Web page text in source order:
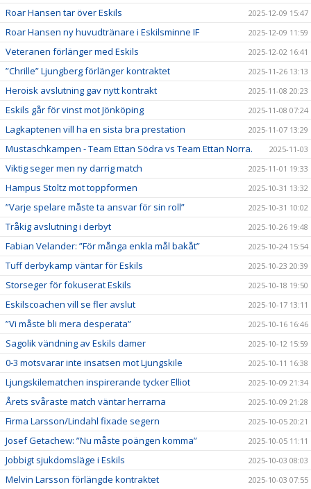
Roar Hansen tar över Eskils 2025-12-09 15:47
Roar Hansen ny huvudtränare i Eskilsminne IF 2025-12-09 11:59
Veteranen förlänger med Eskils 2025-12-02 16:41
”Chrille” Ljungberg förlänger kontraktet 2025-11-26 13:13
Heroisk avslutning gav nytt kontrakt 2025-11-08 20:23
Eskils går för vinst mot Jönköping 2025-11-08 07:24
Lagkaptenen vill ha en sista bra prestation 2025-11-07 13:29
Mustaschkampen - Team Ettan Södra vs Team Ettan Norra. 2025-11-03
Viktig seger men ny darrig match 2025-11-01 19:33
Hampus Stoltz mot toppformen 2025-10-31 13:32
”Varje spelare måste ta ansvar för sin roll” 2025-10-31 10:02
Tråkig avslutning i derbyt 2025-10-26 19:48
Fabian Velander: ”För många enkla mål bakåt” 2025-10-24 15:54
Tuff derbykamp väntar för Eskils 2025-10-23 20:39
Storseger för fokuserat Eskils 2025-10-18 19:50
Eskilscoachen vill se fler avslut 2025-10-17 13:11
”Vi måste bli mera desperata” 2025-10-16 16:46
Sagolik vändning av Eskils damer 2025-10-12 15:59
0-3 motsvarar inte insatsen mot Ljungskile 2025-10-11 16:38
Ljungskilematchen inspirerande tycker Elliot 2025-10-09 21:34
Årets svåraste match väntar herrarna 2025-10-09 21:28
Firma Larsson/Lindahl fixade segern 2025-10-05 20:21
Josef Getachew: ”Nu måste poängen komma” 2025-10-05 11:11
Jobbigt sjukdomsläge i Eskils 2025-10-03 08:03
Melvin Larsson förlängde kontraktet 2025-10-03 07:55